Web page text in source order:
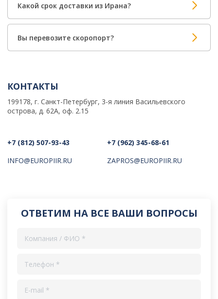
Какой срок доставки из Ирана?
Вы перевозите скоропорт?
КОНТАКТЫ
199178, г. Санкт-Петербург, 3-я линия Васильевского
острова, д. 62А, оф. 2.15
+7 (812) 507-93-43
INFO@EUROPIIR.RU
+7 (962) 345-68-61
ZAPROS@EUROPIIR.RU
ОТВЕТИМ НА ВСЕ ВАШИ ВОПРОСЫ